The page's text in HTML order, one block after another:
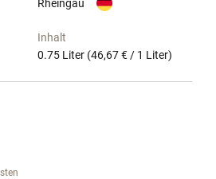
Rheingau
Inhalt
0.75 Liter (46,67 € / 1 Liter)